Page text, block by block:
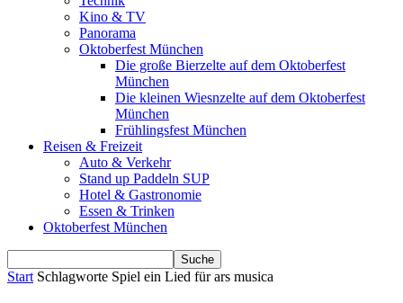
Kino & TV
Panorama
Oktoberfest München
Die große Bierzelte auf dem Oktoberfest
München
Die kleinen Wiesnzelte auf dem Oktoberfest
München
Frühlingsfest München
Reisen & Freizeit
Auto & Verkehr
Stand up Paddeln SUP
Hotel & Gastronomie
Essen & Trinken
Oktoberfest München
Start Schlagworte Spiel ein Lied für ars musica